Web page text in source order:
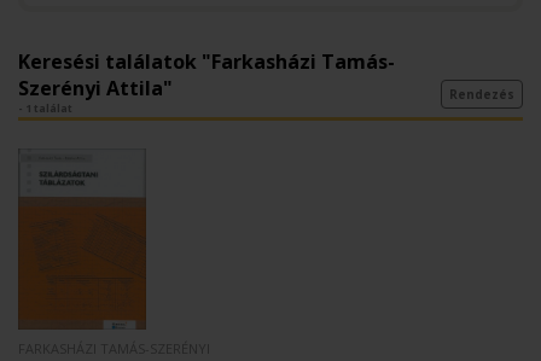
Keresési találatok "Farkasházi Tamás-
Szerényi Attila"
- 1 találat
Rendezés